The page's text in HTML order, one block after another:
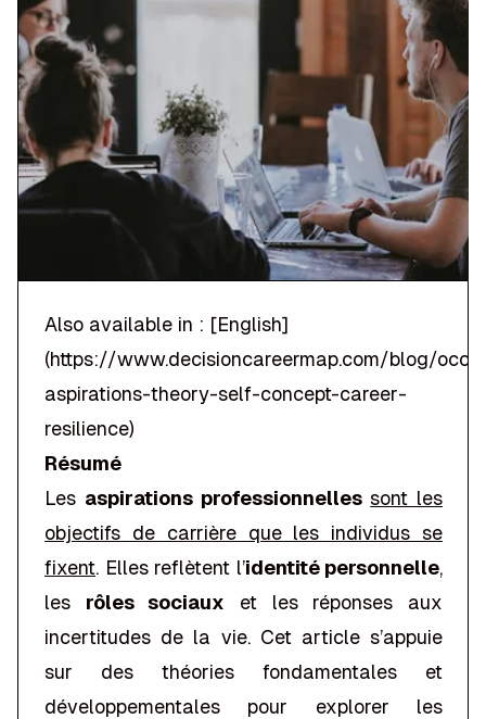
Also available in : [English]
(https://www.decisioncareermap.com/blog/
aspirations-theory-self-concept-career-
resilience)
Résumé
Les aspirations professionnelles sont les
objectifs de carrière que les individus se
fixent. Elles reflètent l’identité personnelle,
les rôles sociaux et les réponses aux
incertitudes de la vie. Cet article s’appuie
sur des théories fondamentales et
développementales pour explorer les